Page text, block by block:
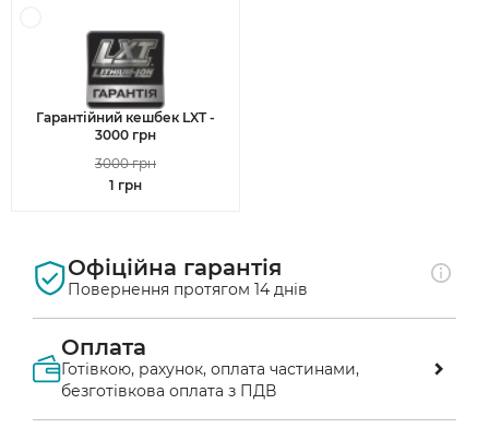
Гарантійний кешбек LXT -
3000 грн
3000 грн
1 грн
Офіційна гарантія
Повернення протягом 14 днів
Оплата
Готівкою, рахунок, оплата частинами,
безготівкова оплата з ПДВ